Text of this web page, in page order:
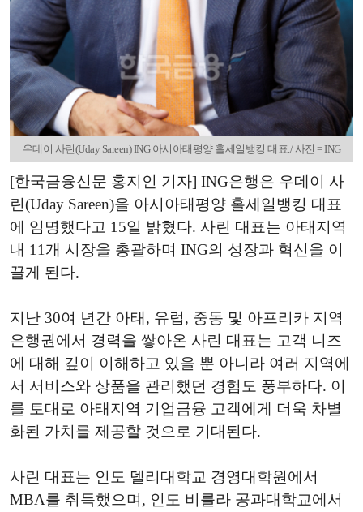
우데이 사린(Uday Sareen) ING 아시아태평양 홀세일뱅킹 대표./ 사진 = ING
[한국금융신문 홍지인 기자] ING은행은 우데이 사
린(Uday Sareen)을 아시아태평양 홀세일뱅킹 대표
에 임명했다고 15일 밝혔다. 사린 대표는 아태지역
내 11개 시장을 총괄하며 ING의 성장과 혁신을 이
끌게 된다.
지난 30여 년간 아태, 유럽, 중동 및 아프리카 지역
은행권에서 경력을 쌓아온 사린 대표는 고객 니즈
에 대해 깊이 이해하고 있을 뿐 아니라 여러 지역에
서 서비스와 상품을 관리했던 경험도 풍부하다. 이
를 토대로 아태지역 기업금융 고객에게 더욱 차별
화된 가치를 제공할 것으로 기대된다.
사린 대표는 인도 델리대학교 경영대학원에서
MBA를 취득했으며, 인도 비를라 공과대학교에서